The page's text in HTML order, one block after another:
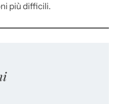
più difficili.